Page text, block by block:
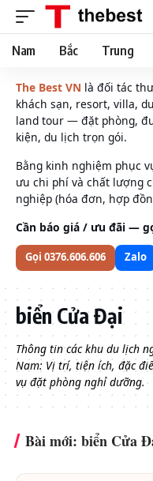
Nam Bắc Trung
The Best VN là đối tác
khách sạn, resort, villa,
land tour — đặt phòng,
kiện, du lịch trọn gói.
Bằng kinh nghiệm phục
ưu chi phí và chất lượng
nghiệp (hóa đơn, hợp
Cần báo giá / ưu đãi —
Gọi 0376.606.606 Zalo
biển Cửa Đại
Thông tin các khu du lịch
Nam: Vị trí, tiện ích, đặc
vụ đặt phòng nghỉ dưỡng.
Bài mới: biển Cửa